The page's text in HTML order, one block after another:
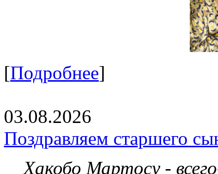
[Подробнее]
03.08.2026
Поздравляем старшего
Хакобо Мартосу -